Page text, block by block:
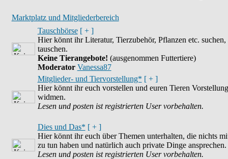
Marktplatz und Mitgliederbereich
Tauschbörse [ + ]
Hier könnt ihr Literatur, Tierzubehör, Pflanzen etc. suchen,
tauschen.
Keine Tierangebote! (ausgenommen Futtertiere)
Moderator Vanessa87
Mitglieder- und Tiervorstellung* [ + ]
Hier könnt ihr euch vorstellen und euren Tieren
widmen.
Lesen und posten ist registrierten User vorbehalten.
Dies und Das* [ + ]
Hier könnt ihr euch über Themen unterhalten, die nichts
zu tun haben und natürlich auch private Dinge ansprechen.
Lesen und posten ist registrierten User vorbehalten.